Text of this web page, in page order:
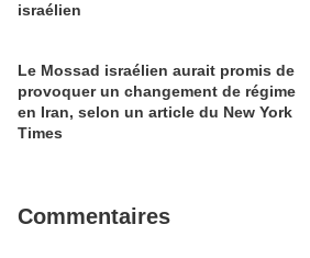
israélien
Le Mossad israélien aurait promis de
provoquer un changement de régime
en Iran, selon un article du New York
Times
Commentaires